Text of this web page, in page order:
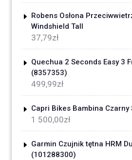
Robens Osłona
Windshield Tall
37,79zł
Quechua 2 Seconds Easy 3
(8357353)
499,99zł
Capri Bikes Bambina Czarny
1 500,00zł
Garmin Czujnik tętna HRM
(101288300)